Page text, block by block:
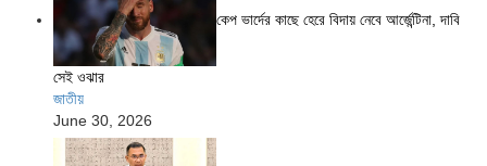
কেপ ভার্দের কাছে হেরে বিদায় নেবে আর্জেন্টিনা, দাবি
সেই ওঝার
জাতীয়
June 30, 2026